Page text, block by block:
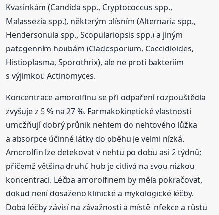
Kvasinkám (Candida spp., Cryptococcus spp.,
Malassezia spp.), některým plísním (Alternaria spp.,
Hendersonula spp., Scopulariopsis spp.) a jiným
patogenním houbám (Cladosporium, Coccidioides,
Histioplasma, Sporothrix), ale ne proti bakteriím
s výjimkou Actinomyces.
Koncentrace amorolfinu se při odpaření rozpouštědla
zvyšuje z 5 % na 27 %. Farmakokinetické vlastnosti
umožňují dobrý průnik nehtem do nehtového lůžka
a absorpce účinné látky do oběhu je velmi nízká.
Amorolfin lze detekovat v nehtu po dobu asi 2 týdnů;
přičemž většina druhů hub je citlivá na svou nízkou
koncentraci. Léčba amorolfinem by měla pokračovat,
dokud není dosaženo klinické a mykologické léčby.
Doba léčby závisí na závažnosti a místě infekce a růstu